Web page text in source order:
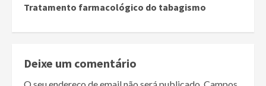
Tratamento farmacológico do tabagismo
Deixe um comentário